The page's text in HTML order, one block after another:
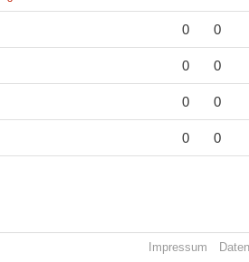
0 0
0 0
0 0
0 0
Impressum